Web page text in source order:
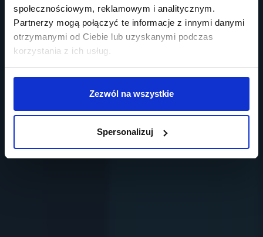
społecznościowym, reklamowym i analitycznym.
Partnerzy mogą połączyć te informacje z innymi danymi
otrzymanymi od Ciebie lub uzyskanymi podczas
korzystania z ich usług.
Zezwól na wszystkie
Spersonalizuj